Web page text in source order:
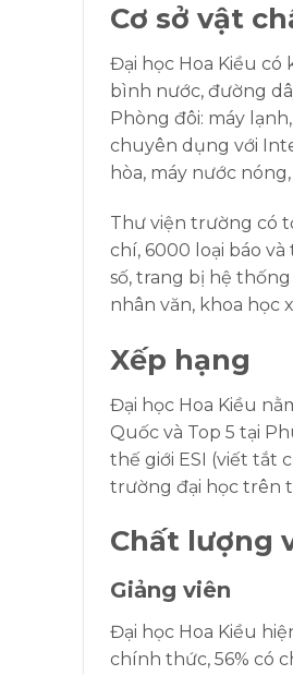
Cơ sở vật
Đại học Hoa Kiều có
bình nước, đường
Phòng đôi: máy
chuyên dụng với
hòa, máy nước
Thư viện trường có
chí, 6000 loại báo
số, trang bị hệ
nhân văn, khoa học
Xếp hạng
Đại học Hoa Kiều
Quốc và Top 5 tại
thế giới ESI (viết tắt
trường đại học trên
Chất lượng
Giảng viên
Đại học Hoa Kiều
chính thức, 56% có